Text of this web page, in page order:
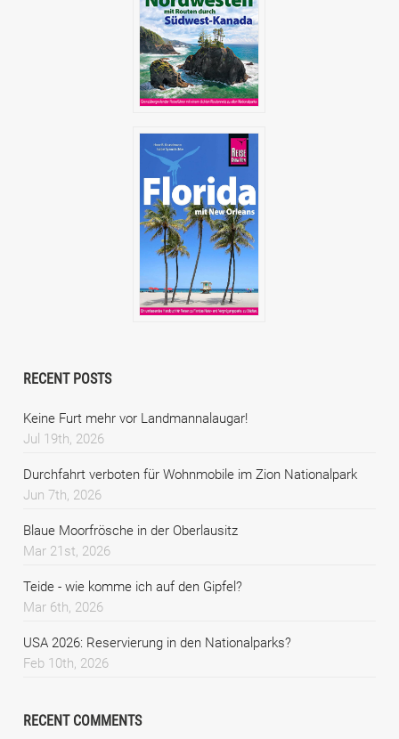
RECENT POSTS
Keine Furt mehr vor Landmannalaugar!
Jul 19th, 2026
Durchfahrt verboten für Wohnmobile im Zion Nationalpark
Jun 7th, 2026
Blaue Moorfrösche in der Oberlausitz
Mar 21st, 2026
Teide - wie komme ich auf den Gipfel?
Mar 6th, 2026
USA 2026: Reservierung in den Nationalparks?
Feb 10th, 2026
RECENT COMMENTS